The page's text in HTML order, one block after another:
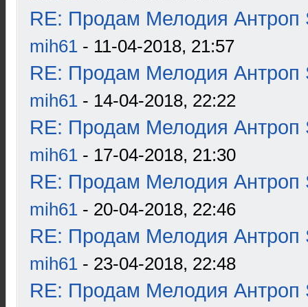
RE: Продам Мелодия Антроп
mih61 - 11-04-2018, 21:57
RE: Продам Мелодия Антроп
mih61 - 14-04-2018, 22:22
RE: Продам Мелодия Антроп
mih61 - 17-04-2018, 21:30
RE: Продам Мелодия Антроп
mih61 - 20-04-2018, 22:46
RE: Продам Мелодия Антроп
mih61 - 23-04-2018, 22:48
RE: Продам Мелодия Антроп